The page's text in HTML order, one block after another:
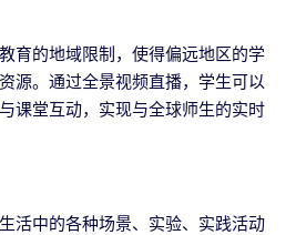
育的地域限制，使得偏远地区的学
源。通过全景视频直播，学生可以
课堂互动，实现与全球师生的实时
活中的各种场景、实验、实践活动